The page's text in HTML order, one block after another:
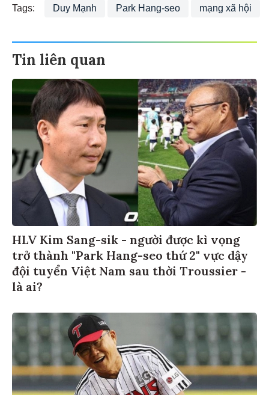
Tags: Duy Mạnh Park Hang-seo mạng xã hội
Tin liên quan
HLV Kim Sang-sik - người được kì vọng
trở thành "Park Hang-seo thứ 2" vực dậy
đội tuyển Việt Nam sau thời Troussier -
là ai?